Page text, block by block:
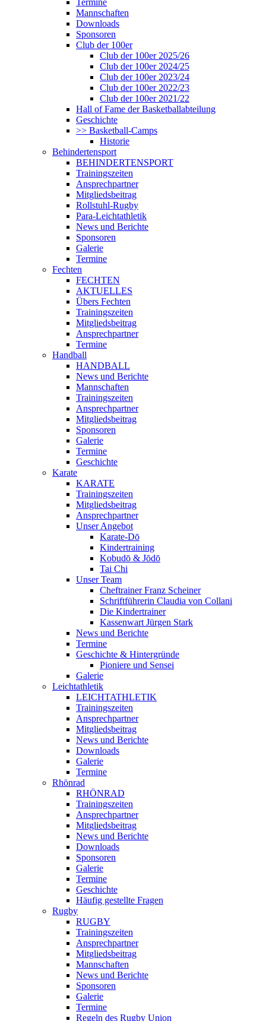
Termine
Mannschaften
Downloads
Sponsoren
Club der 100er
Club der 100er 2025/26
Club der 100er 2024/25
Club der 100er 2023/24
Club der 100er 2022/23
Club der 100er 2021/22
Hall of Fame der Basketballabteilung
Geschichte
>> Basketball-Camps
Historie
Behindertensport
BEHINDERTENSPORT
Trainingszeiten
Ansprechpartner
Mitgliedsbeitrag
Rollstuhl-Rugby
Para-Leichtathletik
News und Berichte
Sponsoren
Galerie
Termine
Fechten
FECHTEN
AKTUELLES
Übers Fechten
Trainingszeiten
Mitgliedsbeitrag
Ansprechpartner
Termine
Handball
HANDBALL
News und Berichte
Mannschaften
Trainingszeiten
Ansprechpartner
Mitgliedsbeitrag
Sponsoren
Galerie
Termine
Geschichte
Karate
KARATE
Trainingszeiten
Mitgliedsbeitrag
Ansprechpartner
Unser Angebot
Karate-Dō
Kindertraining
Kobudō & Jōdō
Tai Chi
Unser Team
Cheftrainer Franz Scheiner
Schriftführerin Claudia von Collani
Die Kindertrainer
Kassenwart Jürgen Stark
News und Berichte
Termine
Geschichte & Hintergründe
Pioniere und Sensei
Galerie
Leichtathletik
LEICHTATHLETIK
Trainingszeiten
Ansprechpartner
Mitgliedsbeitrag
News und Berichte
Downloads
Galerie
Termine
Rhönrad
RHÖNRAD
Trainingszeiten
Ansprechpartner
Mitgliedsbeitrag
News und Berichte
Downloads
Sponsoren
Galerie
Termine
Geschichte
Häufig gestellte Fragen
Rugby
RUGBY
Trainingszeiten
Ansprechpartner
Mitgliedsbeitrag
Mannschaften
News und Berichte
Sponsoren
Galerie
Termine
Regeln des Rugby Union